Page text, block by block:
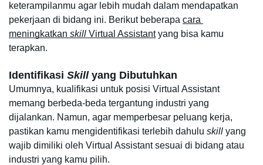
keterampilanmu agar lebih mudah dalam mendapatkan
pekerjaan di bidang ini. Berikut beberapa cara
meningkatkan skill Virtual Assistant yang bisa kamu
terapkan.
Identifikasi Skill yang Dibutuhkan
Umumnya, kualifikasi untuk posisi Virtual Assistant
memang berbeda-beda tergantung industri yang
dijalankan. Namun, agar memperbesar peluang kerja,
pastikan kamu mengidentifikasi terlebih dahulu skill yang
wajib dimiliki oleh Virtual Assistant sesuai di bidang atau
industri yang kamu pilih.